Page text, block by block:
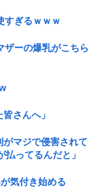
すぎるｗｗｗ
ザーの爆乳がこちら
さんへ」
マジで侵害されて
ってるんだと」
気付き始める